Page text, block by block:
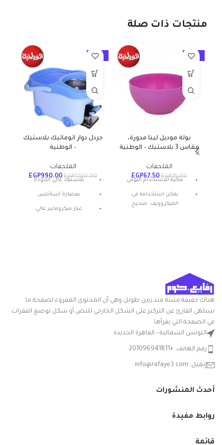
منتجات ذات صلة
-10%
بولة موديل لينا مدورة،
مقاس 3 بلاستيك – الوطنية
الملحقات
EGP75.00
EGP67.50
مثالية للاستخدام اليومي
يمكن استخدامه في
الميكروويف: صحيح
-10%
جردل دوار اتوماتيك بلاستيك
– الوطنية
الملحقات
EGP1,100.00
EGP990.00
بلاستيك عالي الجودة
بعصارة استانلس
غيار ميكروفايبر عالي
هناك حقيقة مثبتة منذ زمن طويل وهي أن المحتوى المقروء لصفحة ما
سيلهي القارئ عن التركيز على الشكل الخارجي للنص أو شكل توضع الفقرات
في الصفحة التي يقرأها.
اللوتس الشمالية - القاهرة الجديدة
رقم الهاتف: +201096941811
إيميل: info@rafaye3.com
أحدث المنشورات
روابط مفيدة
قائمة